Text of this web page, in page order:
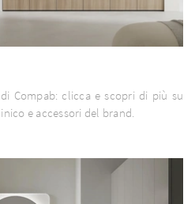
Compab: clicca e scopri di più su
e accessori del brand.